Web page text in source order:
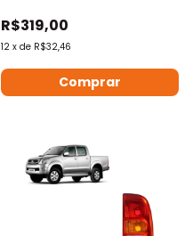
R$319,00
12 x de R$32,46
Comprar